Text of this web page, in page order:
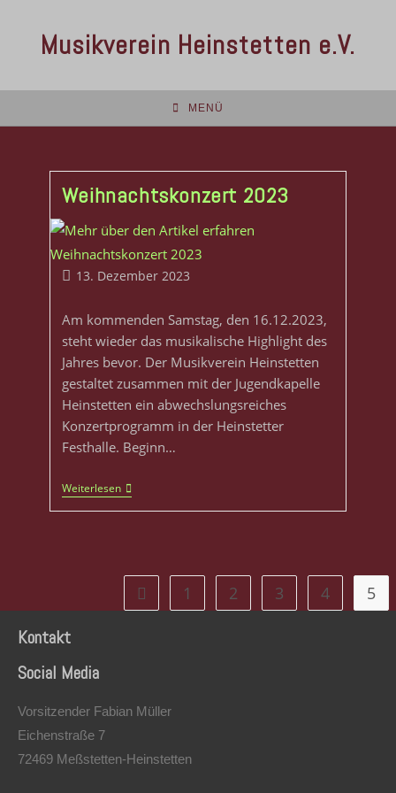
Musikverein Heinstetten e.V.
MENÜ
Weihnachtskonzert 2023
13. Dezember 2023
Am kommenden Samstag, den 16.12.2023,
steht wieder das musikalische Highlight des
Jahres bevor. Der Musikverein Heinstetten
gestaltet zusammen mit der Jugendkapelle
Heinstetten ein abwechslungsreiches
Konzertprogramm in der Heinstetter
Festhalle. Beginn…
Weiterlesen
1 2 3 4 5
Kontakt
Social Media
Vorsitzender Fabian Müller
Eichenstraße 7
72469 Meßstetten-Heinstetten